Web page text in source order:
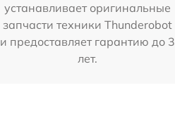
устанавливает оригинальные
запчасти техники Thunderobot
и предоставляет гарантию до 3
лет.